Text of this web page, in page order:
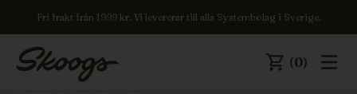
Fri frakt från 1999 kr. Vi levererar till alla Systembolag i Sverige.
(0)